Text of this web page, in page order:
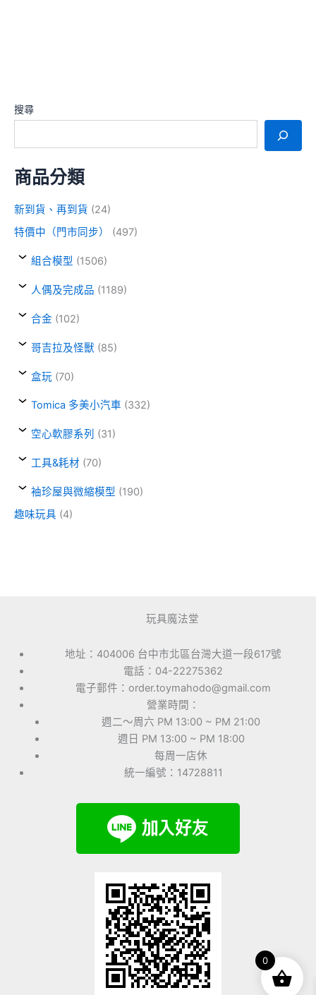
搜尋
商品分類
新到貨、再到貨 (24)
特價中（門市同步）
(497)
組合模型 (1506)
人偶及完成品 (1189)
合金 (102)
哥吉拉及怪獸 (85)
盒玩 (70)
Tomica 多美小汽車 (332)
空心軟膠系列 (31)
工具&耗材 (70)
袖珍屋與微縮模型 (190)
趣味玩具 (4)
玩具魔法堂
地址：404006 台中市北區台灣大道一段617號
電話：04-22275362
電子郵件：order.toymahodo@gmail.com
營業時間：
週二～周六 PM 13:00 ~ PM 21:00
週日 PM 13:00 ~ PM 18:00
每周一店休
統一編號：14728811
0